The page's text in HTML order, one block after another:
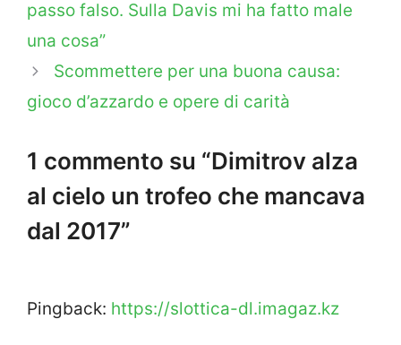
passo falso. Sulla Davis mi ha fatto male
una cosa”
Scommettere per una buona causa:
gioco d’azzardo e opere di carità
1 commento su “Dimitrov alza
al cielo un trofeo che mancava
dal 2017”
Pingback: https://slottica-dl.imagaz.kz